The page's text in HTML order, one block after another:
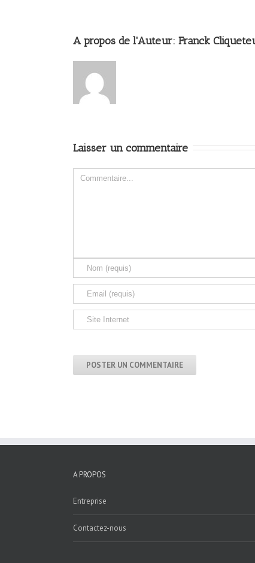
A propos de l'Auteur: Franck
Laisser un commentaire
A PROPOS
Entreprise
Contactez-nous